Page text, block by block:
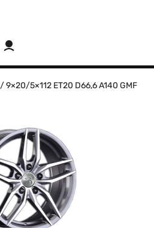
/ 9×20/5×112 ET20 D66,6 A140 GMF